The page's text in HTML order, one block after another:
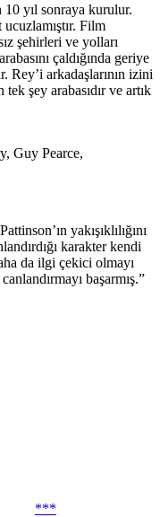
yıl sonraya kurulur.
Film
şehirleri ve yolları
çaldığında geriye
Rey’i arkadaşlarının izini
şey arabasıdır ve artık
Guy Pearce,
yakışıklılığını
karakter kendi
da ilgi çekici olmayı
başarmış.”
***